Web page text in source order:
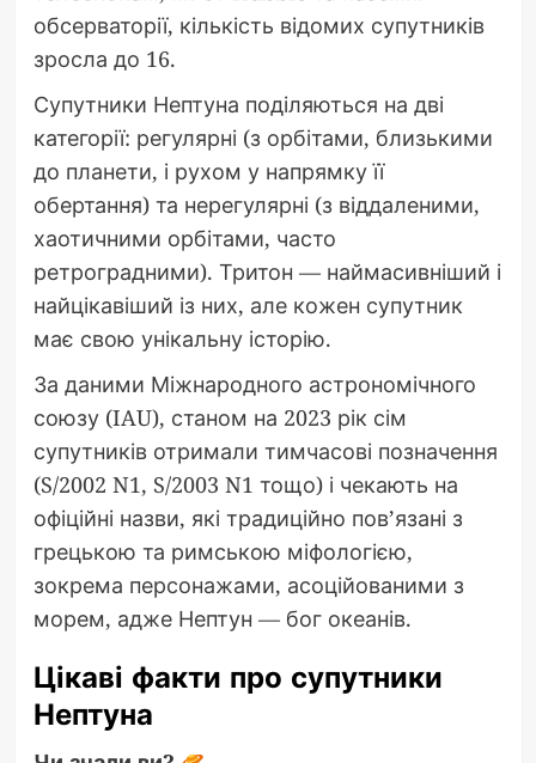
обсерваторії, кількість відомих супутників
зросла до 16.
Супутники Нептуна поділяються на дві
категорії: регулярні (з орбітами, близькими
до планети, і рухом у напрямку її
обертання) та нерегулярні (з віддаленими,
хаотичними орбітами, часто
ретроградними). Тритон — наймасивніший і
найцікавіший із них, але кожен супутник
має свою унікальну історію.
За даними Міжнародного астрономічного
союзу (IAU), станом на 2023 рік сім
супутників отримали тимчасові позначення
(S/2002 N1, S/2003 N1 тощо) і чекають на
офіційні назви, які традиційно пов’язані з
грецькою та римською міфологією,
зокрема персонажами, асоційованими з
морем, адже Нептун — бог океанів.
Цікаві факти про супутники
Нептуна